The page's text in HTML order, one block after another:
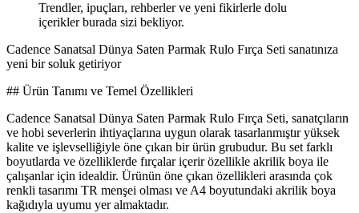
Trendler, ipuçları, rehberler ve yeni fikirlerle dolu
içerikler burada sizi bekliyor.
Cadence Sanatsal Dünya Saten Parmak Rulo Fırça Seti sanatınıza
yeni bir soluk getiriyor
## Ürün Tanımı ve Temel Özellikleri
Cadence Sanatsal Dünya Saten Parmak Rulo Fırça Seti, sanatçıların
ve hobi severlerin ihtiyaçlarına uygun olarak tasarlanmıştır yüksek
kalite ve işlevselliğiyle öne çıkan bir ürün grubudur. Bu set farklı
boyutlarda ve özelliklerde fırçalar içerir özellikle akrilik boya ile
çalışanlar için idealdir. Ürünün öne çıkan özellikleri arasında çok
renkli tasarımı TR menşei olması ve A4 boyutundaki akrilik boya
kağıdıyla uyumu yer almaktadır.